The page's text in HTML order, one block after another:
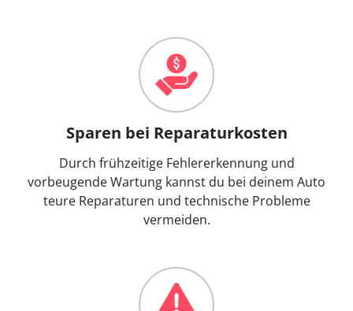
Sparen bei Reparaturkosten
Durch frühzeitige Fehlererkennung und
vorbeugende Wartung kannst du bei deinem Auto
teure Reparaturen und technische Probleme
vermeiden.